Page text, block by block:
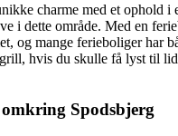
charme med et ophold i
i dette område. Med en
og mange ferieboliger har
hvis du skulle få lyst til
omkring Spodsbjerg